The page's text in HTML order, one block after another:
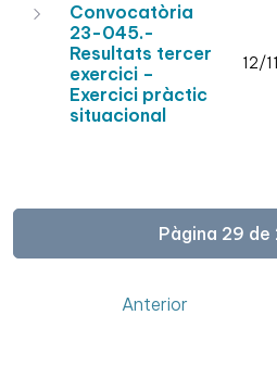
Convocatòria
23-045.-
Resultats tercer
exercici –
Exercici pràctic
situacional
12/
Pàgina 29 de
Anterior